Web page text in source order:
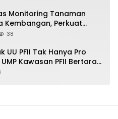
Monitoring Tanaman
Kembangan, Perkuat
Pangan Nasional
38
UU PFII Tak Hanya Pro
Kawasan PFII Bertaraf